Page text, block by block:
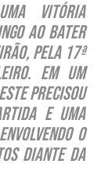
vitória
ao bater
pela 17ª
Em um
precisou
e uma
o
diante da